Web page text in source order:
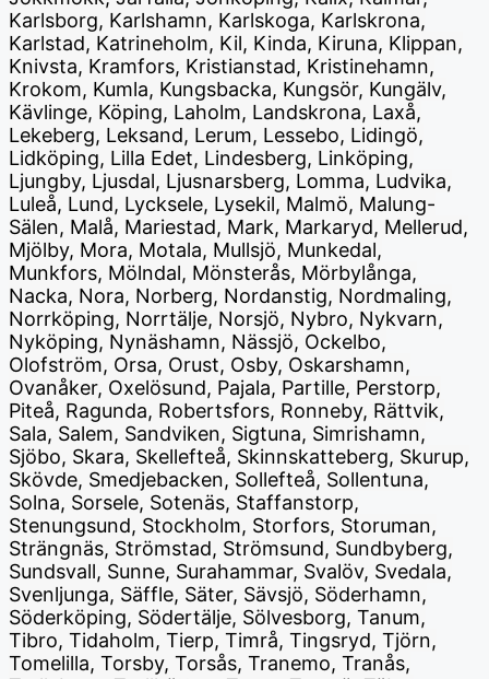
Karlsborg, Karlshamn, Karlskoga, Karlskrona,
Karlstad, Katrineholm, Kil, Kinda, Kiruna, Klippan,
Knivsta, Kramfors, Kristianstad, Kristinehamn,
Krokom, Kumla, Kungsbacka, Kungsör, Kungälv,
Kävlinge, Köping, Laholm, Landskrona, Laxå,
Lekeberg, Leksand, Lerum, Lessebo, Lidingö,
Lidköping, Lilla Edet, Lindesberg, Linköping,
Ljungby, Ljusdal, Ljusnarsberg, Lomma, Ludvika,
Luleå, Lund, Lycksele, Lysekil, Malmö, Malung-
Sälen, Malå, Mariestad, Mark, Markaryd, Mellerud,
Mjölby, Mora, Motala, Mullsjö, Munkedal,
Munkfors, Mölndal, Mönsterås, Mörbylånga,
Nacka, Nora, Norberg, Nordanstig, Nordmaling,
Norrköping, Norrtälje, Norsjö, Nybro, Nykvarn,
Nyköping, Nynäshamn, Nässjö, Ockelbo,
Olofström, Orsa, Orust, Osby, Oskarshamn,
Ovanåker, Oxelösund, Pajala, Partille, Perstorp,
Piteå, Ragunda, Robertsfors, Ronneby, Rättvik,
Sala, Salem, Sandviken, Sigtuna, Simrishamn,
Sjöbo, Skara, Skellefteå, Skinnskatteberg, Skurup,
Skövde, Smedjebacken, Sollefteå, Sollentuna,
Solna, Sorsele, Sotenäs, Staffanstorp,
Stenungsund, Stockholm, Storfors, Storuman,
Strängnäs, Strömstad, Strömsund, Sundbyberg,
Sundsvall, Sunne, Surahammar, Svalöv, Svedala,
Svenljunga, Säffle, Säter, Sävsjö, Söderhamn,
Söderköping, Södertälje, Sölvesborg, Tanum,
Tibro, Tidaholm, Tierp, Timrå, Tingsryd, Tjörn,
Tomelilla, Torsby, Torsås, Tranemo, Tranås,